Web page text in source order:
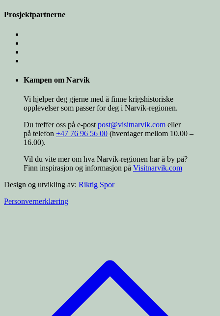
Prosjektpartnerne
Kampen om Narvik
Vi hjelper deg gjerne med å finne krigshistoriske
opplevelser som passer for deg i Narvik-regionen.
Du treffer oss på e-post post@visitnarvik.com eller
på telefon +47 76 96 56 00 (hverdager mellom 10.00 –
16.00).
Vil du vite mer om hva Narvik-regionen har å by på?
Finn inspirasjon og informasjon på Visitnarvik.com
Design og utvikling av: Riktig Spor
Personvernerklæring